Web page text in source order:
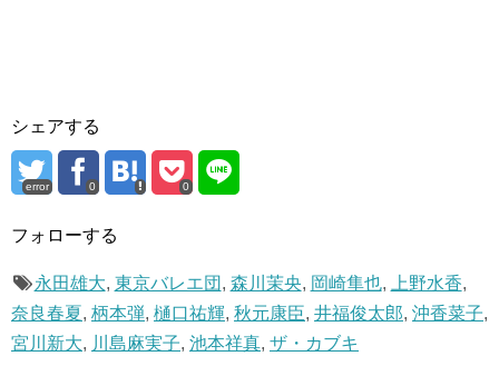
シェアする
error 0 0
フォローする
永田雄大, 東京バレエ団 , 森川茉央, 岡崎隼也, 上野水香,
奈良春夏, 柄本弾, 樋口祐輝, 秋元康臣, 井福俊太郎, 沖香菜子,
宮川新大, 川島麻実子, 池本祥真, ザ・カブキ